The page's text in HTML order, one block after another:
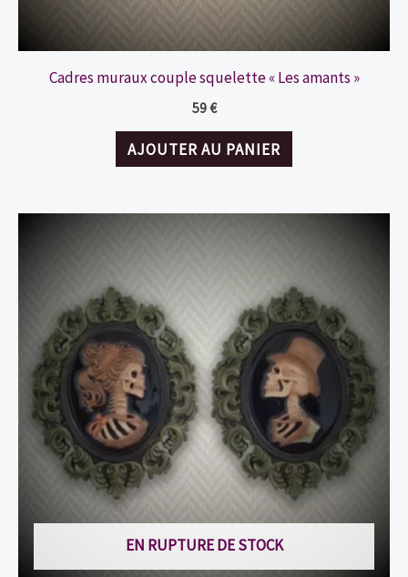
Cadres muraux couple squelette « Les amants »
59€
AJOUTER AU PANIER
EN RUPTURE DE STOCK